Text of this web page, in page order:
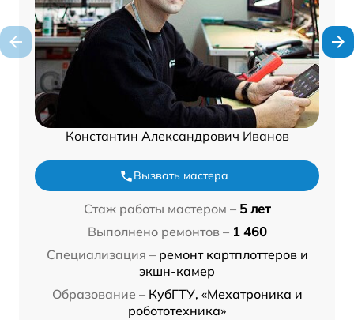
Константин Александрович Иванов
Вызвать мастера
Стаж работы мастером – 5 лет
Выполнено ремонтов – 1 460
Специализация – ремонт картплоттеров и
экшн-камер
Образование – КубГТУ, «Мехатроника и
робототехника»